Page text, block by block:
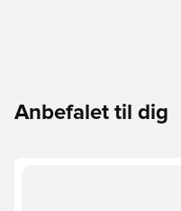
Anbefalet til dig